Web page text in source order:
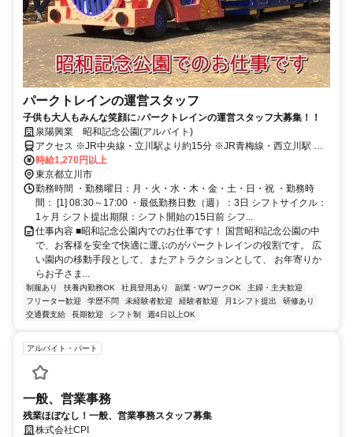
パークトレインの運営スタッフ
子供も大人もみんな笑顔に♪パークトレインの運営スタッフ大募集！！
泉陽興業 昭和記念公園(アルバイト)
アクセス ※JR中央線・立川駅より約15分 ※JR青梅線・西立川駅 よ
り徒歩5分
時給1,270円以上
東京都立川市
勤務時間 ・勤務曜日：月・火・水・木・金・土・日・祝 ・勤務時
間： [1] 08:30～17:00 ・最低勤務日数（週）：3日 シフトサイクル：
1ヶ月 シフト提出期限：シフト開始の15日前 シフ...
仕事内容 ■昭和記念公園内でのお仕事です！ 国営昭和記念公園の中
で、お客様を安全で快適に運ぶのがパークトレインの役割です。 広
い園内の移動手段として、またアトラクションとして、 お年寄りか
らお子さま...
制服あり 扶養内勤務OK 社員登用あり 副業・WワークOK
主婦・主夫歓迎
フリーター歓迎
学歴不問 未経験者歓迎 経験者歓迎 月1シフト提出
研修あり
交通費支給
長期歓迎 シフト制 週4日以上OK
アルバイト・パート
一般、営業事務
残業ほぼなし！一般、営業事務スタッフ募集
株式会社CPI